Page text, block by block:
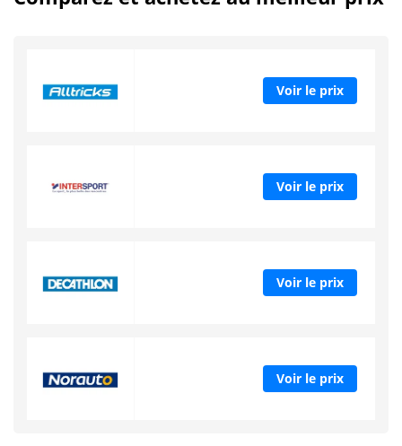
Voir le prix
Voir le prix
Voir le prix
Voir le prix